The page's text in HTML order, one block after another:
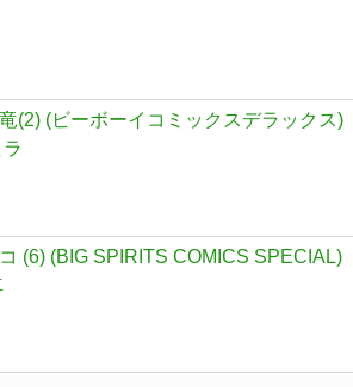
(2) (ビーボーイコミックスデラックス)
(6) (BIG SPIRITS COMICS SPECIAL)